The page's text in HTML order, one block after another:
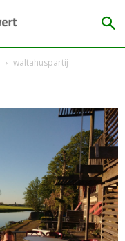
waltahuspartij